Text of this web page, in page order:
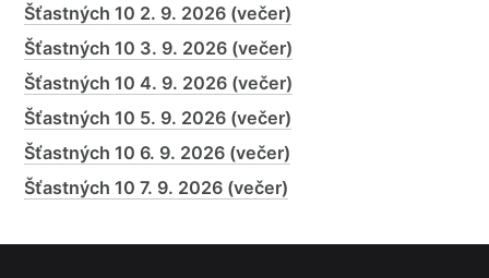
Šťastných 10 2. 9. 2026 (večer)
Šťastných 10 3. 9. 2026 (večer)
Šťastných 10 4. 9. 2026 (večer)
Šťastných 10 5. 9. 2026 (večer)
Šťastných 10 6. 9. 2026 (večer)
Šťastných 10 7. 9. 2026 (večer)